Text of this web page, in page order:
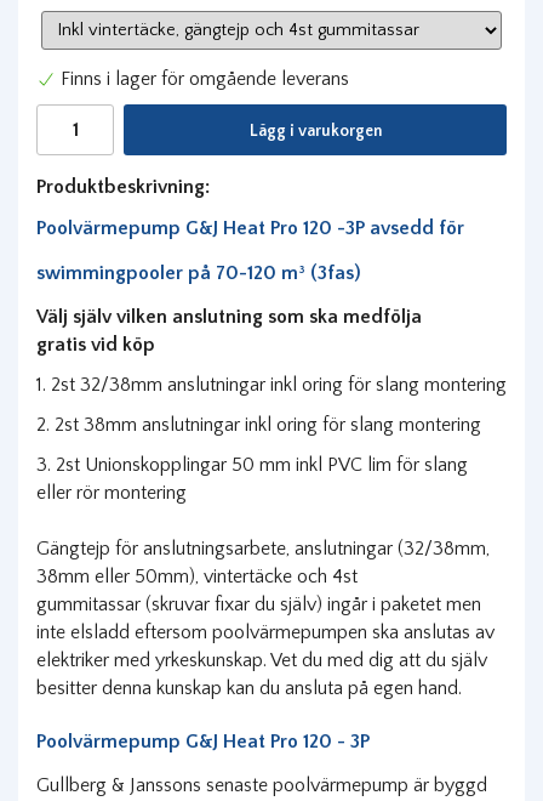
Finns i lager för omgående leverans
Lägg i varukorgen
Produktbeskrivning:
Poolvärmepump G&J Heat Pro 120 -3P avsedd för
swimmingpooler på 70-120 m³ (3fas)
Välj själv vilken anslutning som ska medfölja
gratis vid köp
1. 2st 32/38mm anslutningar inkl oring för slang montering
2. 2st 38mm anslutningar inkl oring för slang montering
3. 2st Unionskopplingar 50 mm inkl PVC lim för slang
eller rör montering
Gängtejp för anslutningsarbete, anslutningar (32/38mm,
38mm eller 50mm), vintertäcke och 4st
gummitassar (skruvar fixar du själv) ingår i paketet men
inte elsladd eftersom poolvärmepumpen ska anslutas av
elektriker med yrkeskunskap. Vet du med dig att du själv
besitter denna kunskap kan du ansluta på egen hand.
Poolvärmepump G&J Heat Pro 120 - 3P
Gullberg & Janssons senaste poolvärmepump är byggd